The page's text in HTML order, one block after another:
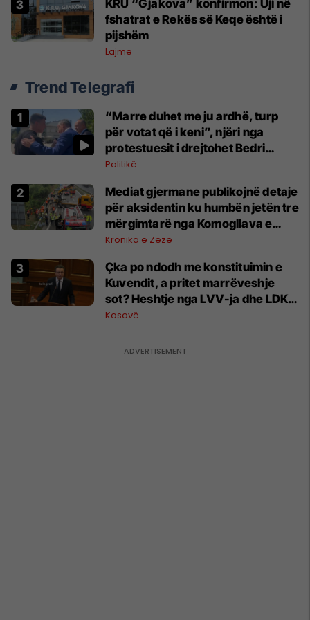
KRU “Gjakova” konfirmon: Uji në
fshatrat e Rekës së Keqe është i
pijshëm
Lajme
Trend Telegrafi
“Marre duhet me ju ardhë, turp
për votat që i keni”, njëri nga
protestuesit i drejtohet Bedri
Hamzës
Politikë
Mediat gjermane publikojnë detaje
për aksidentin ku humbën jetën tre
mërgimtarë nga Komogllava e
Ferizajt
Kronika e Zezë
Çka po ndodh me konstituimin e
Kuvendit, a pritet marrëveshje
sot? Heshtje nga LVV-ja dhe LDK-
ja
Kosovë